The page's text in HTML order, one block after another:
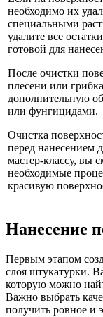
необходимо их
специальными
удалите все
готовой для
После очистки
плесени или
дополнительную
или фунгицидами.
Очистка
перед нанесением
мастер-классу, вы
необходимые
красивую
Нанесение
Первым этапом
слоя штукатурки.
которую можно
Важно выбрать
получить ровное и